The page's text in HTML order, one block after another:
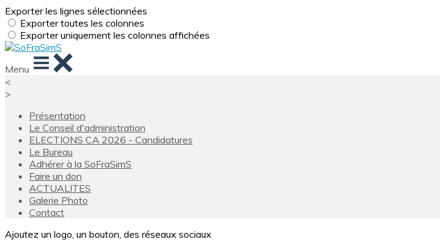
Exporter les lignes sélectionnées
Exporter toutes les colonnes
Exporter uniquement les colonnes affichées
Menu
<
>
Présentation
Le Conseil d'administration
ELECTIONS CA 2026 - Candidatures
Le Bureau
Adhérer à la SoFraSimS
Faire un don
ACTUALITES
Galerie Photo
Contact
Ajoutez un logo, un bouton, des réseaux sociaux